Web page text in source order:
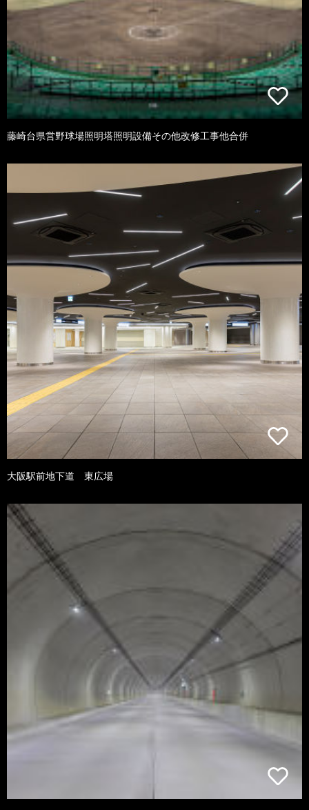
藤崎台県営野球場照明塔照明設備その他改修工事他合併
大阪駅前地下道 東広場